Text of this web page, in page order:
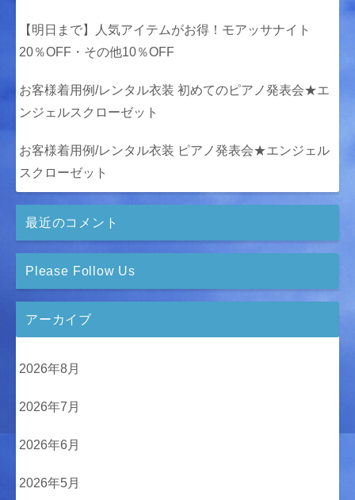
【明日まで】人気アイテムがお得！モアッサナイト
20％OFF・その他10％OFF
お客様着用例/レンタル衣装 初めてのピアノ発表会★エ
ンジェルスクローゼット
お客様着用例/レンタル衣装 ピアノ発表会★エンジェル
スクローゼット
最近のコメント
Please Follow Us
アーカイブ
2026年8月
2026年7月
2026年6月
2026年5月